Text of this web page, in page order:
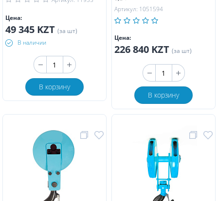
Цена:
49 345 KZT (за шт)
В наличии
В корзину
Артикул: 1051594
Цена:
226 840 KZT (за шт)
В корзину